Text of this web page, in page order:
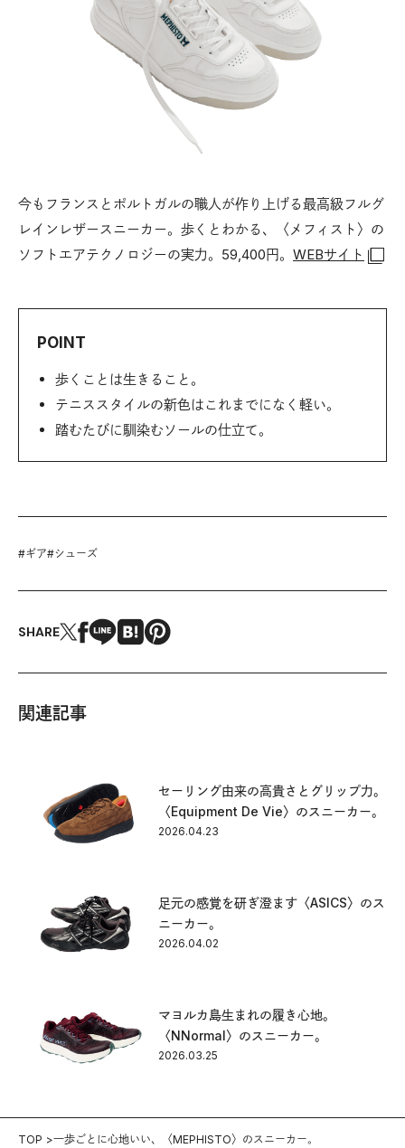
今もフランスとポルトガルの職人が作り上げる最高級フルグ
レインレザースニーカー。歩くとわかる、〈メフィスト〉の
ソフトエアテクノロジーの実力。59,400円。 WEBサイト
POINT
歩くことは生きること。
テニススタイルの新色はこれまでになく軽い。
踏むたびに馴染むソールの仕立て。
#ギア#シューズ
SHARE
関連記事
セーリング由来の高貴さとグリップ力。
〈Equipment De Vie〉のスニーカー。
2026.04.23
足元の感覚を研ぎ澄ます〈ASICS〉のス
ニーカー。
2026.04.02
マヨルカ島生まれの履き心地。
〈NNormal〉のスニーカー。
2026.03.25
TOP 一歩ごとに心地いい、〈MEPHISTO〉のスニーカー。